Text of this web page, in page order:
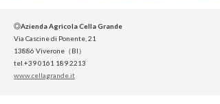
◎Azienda Agricola Cella Grande
Via Cascine di Ponente, 21
13886 Viverone（BI）
tel.+39 0161 189 2213
www.cellagrande.it